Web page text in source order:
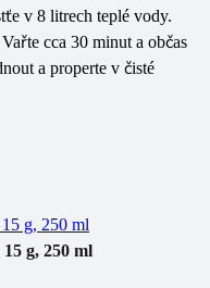
v 8 litrech teplé vody.
cca 30 minut a občas
a properte v čisté
g, 250 ml